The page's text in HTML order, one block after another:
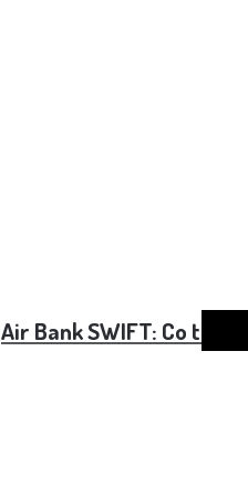
Air Bank SWIFT: Co to je